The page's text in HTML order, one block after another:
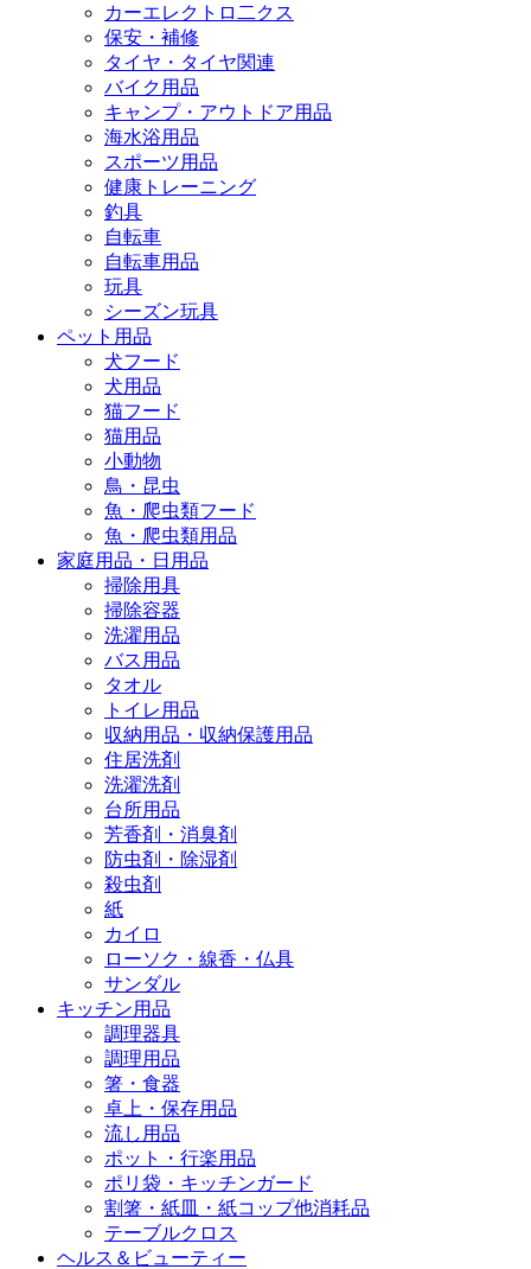
カーエレクトロ二クス
保安・補修
タイヤ・タイヤ関連
バイク用品
キャンプ・アウトドア用品
海水浴用品
スポーツ用品
健康トレーニング
釣具
自転車
自転車用品
玩具
シーズン玩具
ペット用品
犬フード
犬用品
猫フード
猫用品
小動物
鳥・昆虫
魚・爬虫類フード
魚・爬虫類用品
家庭用品・日用品
掃除用具
掃除容器
洗濯用品
バス用品
タオル
トイレ用品
収納用品・収納保護用品
住居洗剤
洗濯洗剤
台所用品
芳香剤・消臭剤
防虫剤・除湿剤
殺虫剤
紙
カイロ
ローソク・線香・仏具
サンダル
キッチン用品
調理器具
調理用品
箸・食器
卓上・保存用品
流し用品
ポット・行楽用品
ポリ袋・キッチンガード
割箸・紙皿・紙コップ他消耗品
テーブルクロス
ヘルス＆ビューティー